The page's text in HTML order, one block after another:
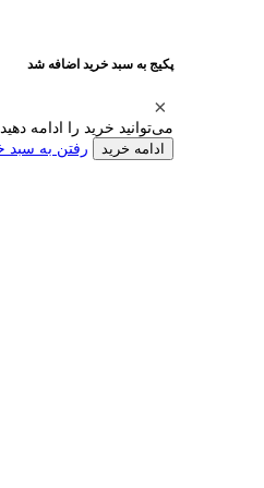
پکیج به سبد خرید اضافه شد
می‌توانید خرید را ادامه
ادامه خرید رفتن به سبد